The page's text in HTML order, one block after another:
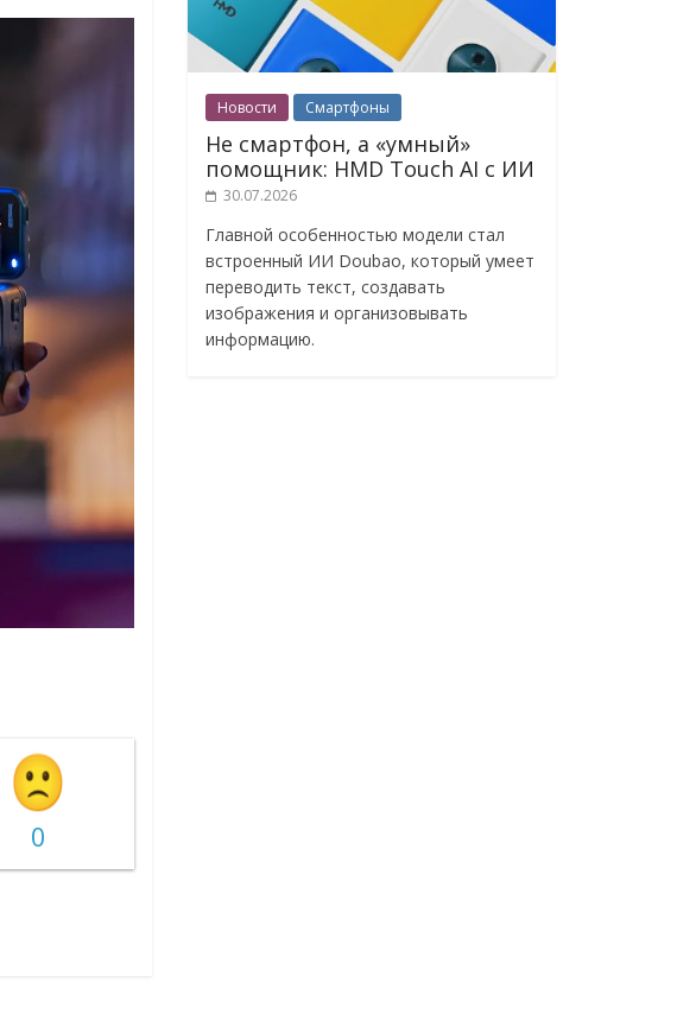
0
Новости Смартфоны
Не смартфон, а «умный»
помощник: HMD Touch AI с ИИ
30.07.2026
Главной особенностью модели стал
встроенный ИИ Doubao, который умеет
переводить текст, создавать
изображения и организовывать
информацию.